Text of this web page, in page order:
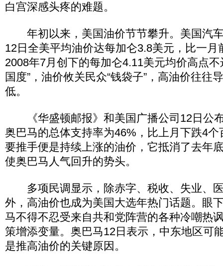
白宫深感头疼的难题。
年初以来，美国油价节节攀升。美国汽
12日全美平均油价达每加仑3.8美元，比一月
2008年7月创下的每加仑4.11美元均价高点
国度”，油价攸关民众“钱袋子”，高油价往往
低。
《华盛顿邮报》和美国广播公司12日公
奥巴马的总体支持率为46%，比上月下跌4
要推手便是持续上涨的油价，它抵消了去年
使奥巴马人气回升的势头。
多项民调显示，除赤字、税收、失业、
外，高油价也成为美国大选年热门话题。眼
马不得不忍受来自共和党阵营的各种冷嘲热
策增添变量。奥巴马12日表示，中东地区可
是推高油价的关键原因。